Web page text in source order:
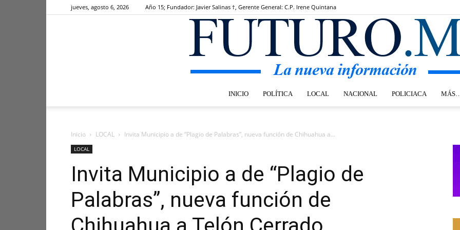
jueves, agosto 6, 2026 Año 15; Fundador: Javier Salinas †, Gerente General: C.P. Irene Quintana
INICIO POLÍTICA LOCAL NACIONAL POLICIACA
Inicio LOCAL Invita Municipio a de “Plagio de Palabras”, nueva función de Chihuahua a...
LOCAL
Invita Municipio a de “Plagio de
Palabras”, nueva función de